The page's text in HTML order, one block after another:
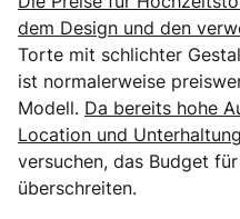
dem Design und den
Torte mit schlichter
ist normalerweise
Modell. Da bereits hohe
Location und
versuchen, das Budget
überschreiten.